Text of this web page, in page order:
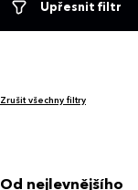
Upřesnit filtr
Zrušit všechny filtry
Od nejlevnějšího